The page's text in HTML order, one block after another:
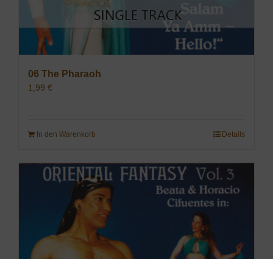
06 The Pharaoh
1,99 €
In den Warenkorb Details